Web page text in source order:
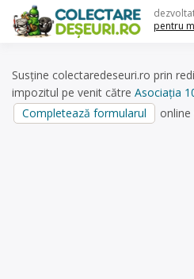
content
pentru
Susține colectaredeseuri.ro prin
impozitul pe venit către Asociația
Completează formularul